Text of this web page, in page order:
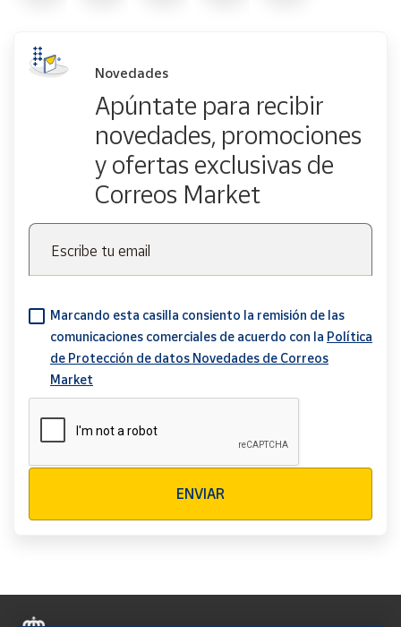
Novedades
Apúntate para recibir
novedades, promociones
y ofertas exclusivas de
Correos Market
Escribe tu email
Marcando esta casilla consiento la remisión de las
comunicaciones comerciales de acuerdo con la Política
de Protección de datos Novedades de Correos
Market
ENVIAR